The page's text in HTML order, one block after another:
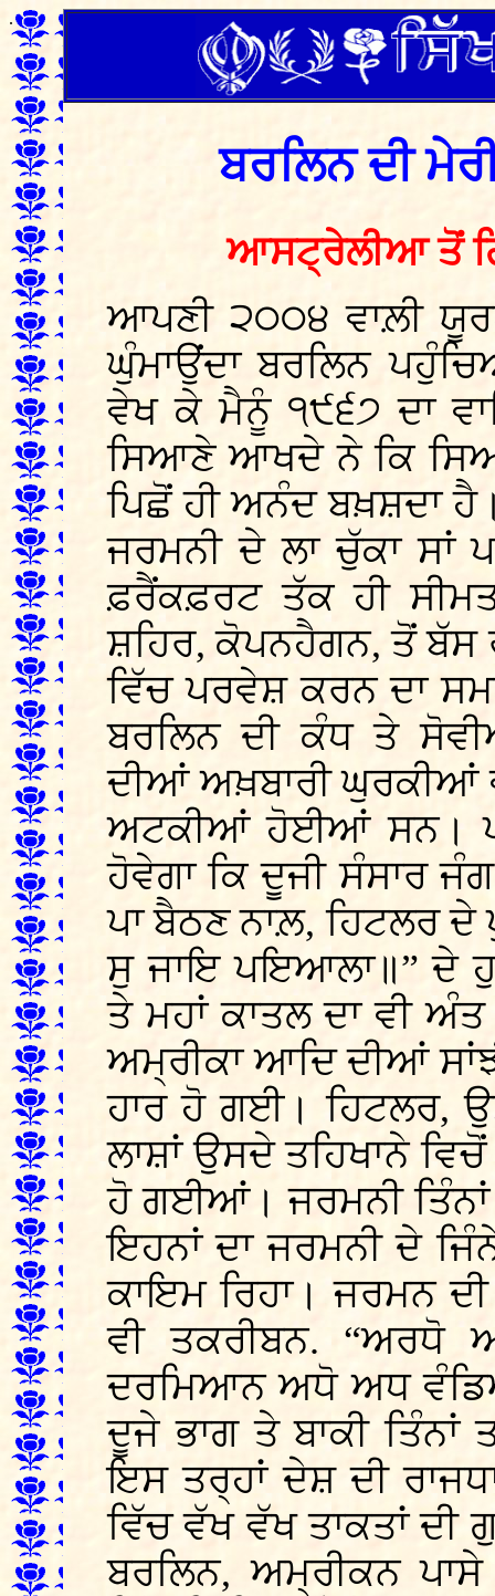
.
ਬਰਲਿਨ ਦੀ
ਆਸਟ੍ਰੇਲੀਆ ਤੋਂ
ਆਪਣੀ ੨੦੦੪ ਵਾਲ਼ੀ
ਘੁੰਮਾਉਂਦਾ ਬਰਲਿਨ
ਵੇਖ ਕੇ ਮੈਨੂੰ ੧੯੬੭ ਦਾ
ਸਿਆਣੇ ਆਖਦੇ ਨੇ ਕਿ
ਪਿਛੋਂ ਹੀ ਅਨੰਦ ਬਖ਼ਸ਼ਦਾ
ਜਰਮਨੀ ਦੇ ਲਾ ਚੁੱਕਾ ਸਾਂ
ਫ਼ਰੈਂਕਫ਼ਰਟ ਤੱਕ ਹੀ
ਸ਼ਹਿਰ, ਕੋਪਨਹੈਗਨ, ਤੋਂ ਬੱਸ
ਵਿੱਚ ਪਰਵੇਸ਼ ਕਰਨ ਦਾ
ਬਰਲਿਨ ਦੀ ਕੰਧ ਤੇ
ਦੀਆਂ ਅਖ਼ਬਾਰੀ ਘੁਰਕੀਆਂ
ਅਟਕੀਆਂ ਹੋਈਆਂ ਸਨ।
ਹੋਵੇਗਾ ਕਿ ਦੂਜੀ ਸੰਸਾਰ
ਪਾ ਬੈਠਣ ਨਾਲ਼, ਹਿਟਲਰ
ਸੁ ਜਾਇ ਪਇਆਲਾ॥” ਦੇ
ਤੇ ਮਹਾਂ ਕਾਤਲ ਦਾ ਵੀ
ਅਮ੍ਰੀਕਾ ਆਦਿ ਦੀਆਂ
ਹਾਰ ਹੋ ਗਈ। ਹਿਟਲਰ,
ਲਾਸ਼ਾਂ ਉਸਦੇ ਤਹਿਖਾਨੇ
ਹੋ ਗਈਆਂ। ਜਰਮਨੀ ਤਿੰਨਾਂ
ਇਹਨਾਂ ਦਾ ਜਰਮਨੀ ਦੇ
ਕਾਇਮ ਰਿਹਾ। ਜਰਮਨ ਦੀ
ਵੀ ਤਕਰੀਬਨ. “ਅਰਧੋ
ਦਰਮਿਆਨ ਅਧੋ ਅਧ
ਦੂਜੇ ਭਾਗ ਤੇ ਬਾਕੀ ਤਿੰਨਾਂ
ਇਸ ਤਰ੍ਹਾਂ ਦੇਸ਼ ਦੀ
ਵਿੱਚ ਵੱਖ ਵੱਖ ਤਾਕਤਾਂ
ਬਰਲਿਨ, ਅਮ੍ਰੀਕਨ